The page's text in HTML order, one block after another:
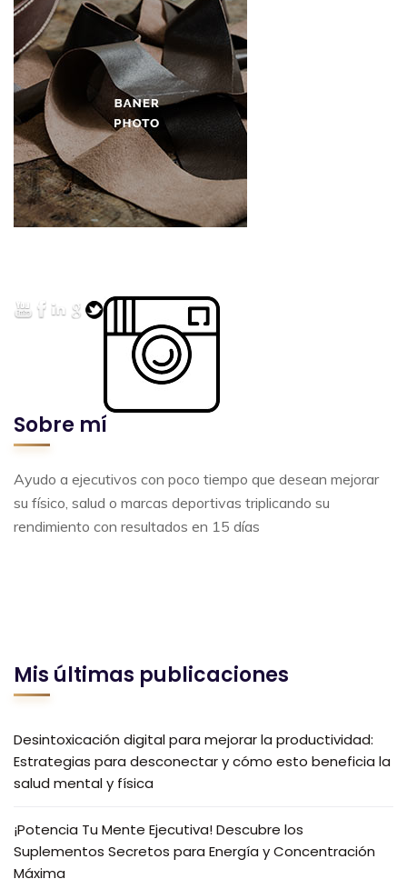
Sobre mí
Ayudo a ejecutivos con poco tiempo que desean mejorar
su físico, salud o marcas deportivas triplicando su
rendimiento con resultados en 15 días
Mis últimas publicaciones
Desintoxicación digital para mejorar la productividad:
Estrategias para desconectar y cómo esto beneficia la
salud mental y física
¡Potencia Tu Mente Ejecutiva! Descubre los
Suplementos Secretos para Energía y Concentración
Máxima